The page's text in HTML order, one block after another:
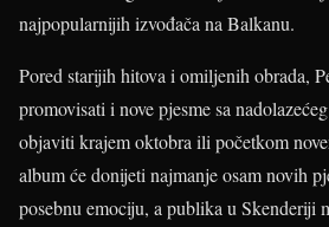
najpopularnijih izvođača na Balkanu.
Pored starijih hitova i omiljenih obrada,
promovisati i nove pjesme sa
objaviti krajem oktobra ili početkom
album će donijeti najmanje osam novih
posebnu emociju, a publika u Skenderiji